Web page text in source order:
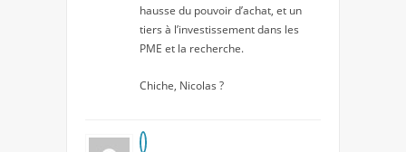
hausse du pouvoir d’achat, et un
tiers à l’investissement dans les
PME et la recherche.
Chiche, Nicolas ?